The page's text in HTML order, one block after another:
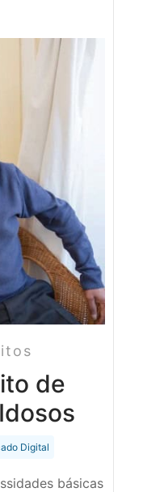
de
Digital
básicas